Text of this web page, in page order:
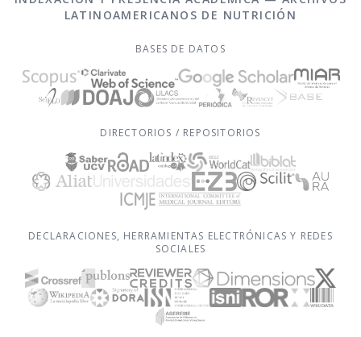
LATINOAMERICANOS DE NUTRICIÓN
BASES DE DATOS
DIRECTORIOS / REPOSITORIOS
DECLARACIONES, HERRAMIENTAS ELECTRÓNICAS Y REDES
SOCIALES